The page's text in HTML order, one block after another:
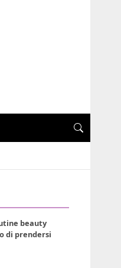
beauty
di prendersi